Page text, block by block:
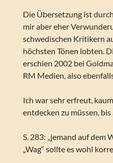
Die Übersetzung ist
mir aber eher
schwedischen Kritikern
höchsten Tönen lobten.
erschien 2002 bei
RM Medien, also
Ich war sehr erfreut,
entdecken zu müssen, bis
S. 283: „jemand auf dem
„Wag“ sollte es wohl